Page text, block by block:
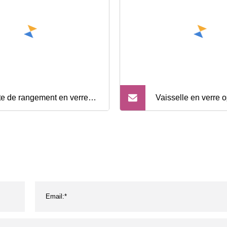
de rangement en verre Vaisselle en verre